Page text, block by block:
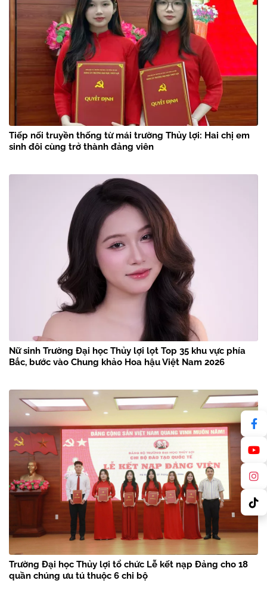
Tiếp nối truyền thống từ mái trường Thủy lợi: Hai chị em
sinh đôi cùng trở thành đảng viên
Nữ sinh Trường Đại học Thủy lợi lọt Top 35 khu vực phía
Bắc, bước vào Chung khảo Hoa hậu Việt Nam 2026
Trường Đại học Thủy lợi tổ chức Lễ kết nạp Đảng cho 18
quần chúng ưu tú thuộc 6 chi bộ